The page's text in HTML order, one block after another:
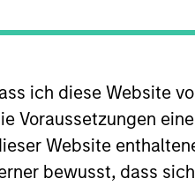
ich diese Website
Voraussetzungen
Website
bewusst, dass
Our team's
broad
company’s